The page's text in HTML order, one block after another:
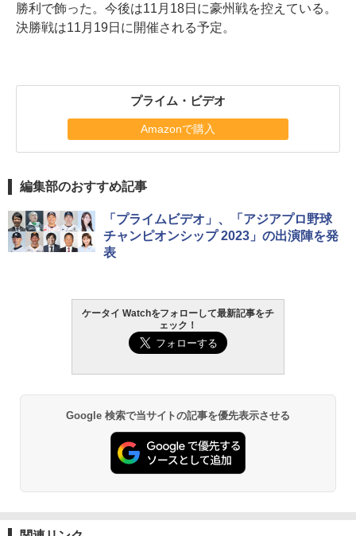
勝利で飾った。今後は11月18日に豪州戦を控えている。
決勝戦は11月19日に開催される予定。
プライム・ビデオ
Amazonで購入
編集部のおすすめ記事
「プライムビデオ」、「アジアプロ野球
チャンピオンシップ 2023」の出演陣を発
表
ケータイ Watchをフォローして最新記事をチ
ェック！
Google 検索で当サイトの記事を優先表示させる